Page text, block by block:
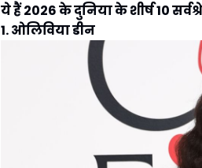
ये हैं 2026 के दुनिया के शीर्ष 10
1. ओलिविया डीन